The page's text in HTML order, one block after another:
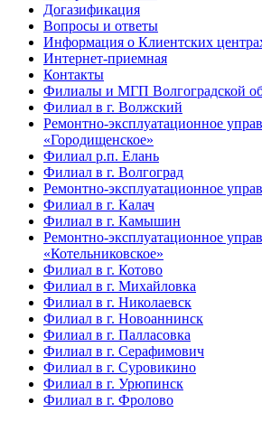
Догазификация
Вопросы и ответы
Информация о Клиентских
Интернет-приемная
Контакты
Филиалы и МГП Волгоградской
Филиал в г. Волжский
Ремонтно-эксплуатационное
«Городищенское»
Филиал р.п. Елань
Филиал в г. Волгоград
Ремонтно-эксплуатационное
Филиал в г. Калач
Филиал в г. Камышин
Ремонтно-эксплуатационное
«Котельниковское»
Филиал в г. Котово
Филиал в г. Михайловка
Филиал в г. Николаевск
Филиал в г. Новоаннинск
Филиал в г. Палласовка
Филиал в г. Серафимович
Филиал в г. Суровикино
Филиал в г. Урюпинск
Филиал в г. Фролово